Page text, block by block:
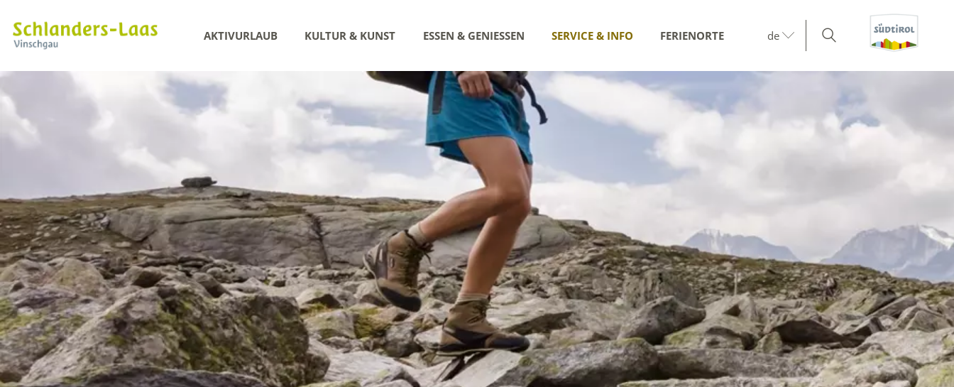
AKTIVURLAUB KULTUR & KUNST ESSEN & GENIESSEN SERVICE & INFO FERIENORTE de